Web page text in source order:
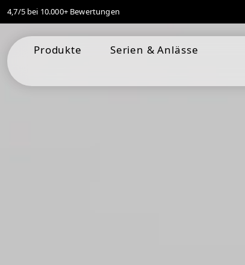
Zur Hauptnavigation springen
4,7/5 bei 10.000+ Bewertungen
Produkte Serien & Anlässe